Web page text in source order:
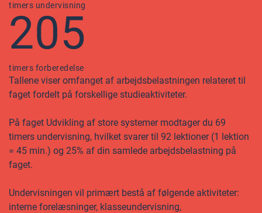
timers undervisning
205
timers forberedelse
Tallene viser omfanget af arbejdsbelastningen relateret til
faget fordelt på forskellige studieaktiviteter.
På faget Udvikling af store systemer modtager du 69
timers undervisning, hvilket svarer til 92 lektioner (1 lektion
= 45 min.) og 25% af din samlede arbejdsbelastning på
faget.
Undervisningen vil primært bestå af følgende aktiviteter:
interne forelæsninger, klasseundervisning,